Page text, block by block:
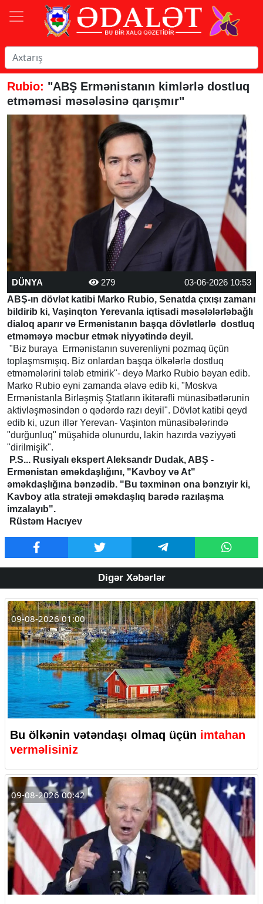
Rubio: "ABŞ Ermənistanın kimlərlə dostluq
etməməsi məsələsinə qarışmır"
DÜNYA 279
03-06-2026 10:53
ABŞ-ın dövlət katibi Marko Rubio, Senatda çıxışı zamanı
bildirib ki, Vaşinqton Yerevanla iqtisadi məsələlərləbağlı
dialoq aparır və Ermənistanın başqa dövlətlərlə dostluq
etməməyə məcbur etmək niyyətində deyil.
"Biz buraya Ermənistanın suverenliyni pozmaq üçün
toplaşmsmışıq. Biz onlardan başqa ölkələrlə dostluq
etməmələrini tələb etmirik"- deyə Marko Rubio bəyan edib.
Marko Rubio eyni zamanda əlavə edib ki, "Moskva
Ermənistanla Birləşmiş Ştatların ikitərəfli münasibətlərunin
aktivləşməsindən o qədərdə razı deyil". Dövlət katibi qeyd
edib ki, uzun illər Yerevan- Vaşinton münasibələrində
"durğunluq" müşahidə olunurdu, lakin hazırda vəziyyəti
"dirilmişik".
P.S... Rusiyalı ekspert Aleksandr Dudak, ABŞ -
Ermənistan əməkdaşlığını, "Kavboy və At"
əməkdaşlığına bənzədib. "Bu təxminən ona bənzıyir ki,
Kavboy atla strateji əməkdaşlıq barədə razılaşma
imzalayıb".
Rüstəm Hacıyev
Digər Xəbərlər
09-08-2026 01:00
Bu ölkənin vətəndaşı olmaq üçün imtahan
verməlisiniz
09-08-2026 00:42